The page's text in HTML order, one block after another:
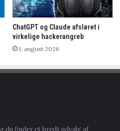
ChatGPT og Claude afsløret i
virkelige hackerangreb
1. august 2026
du finder et bredt udvalg af